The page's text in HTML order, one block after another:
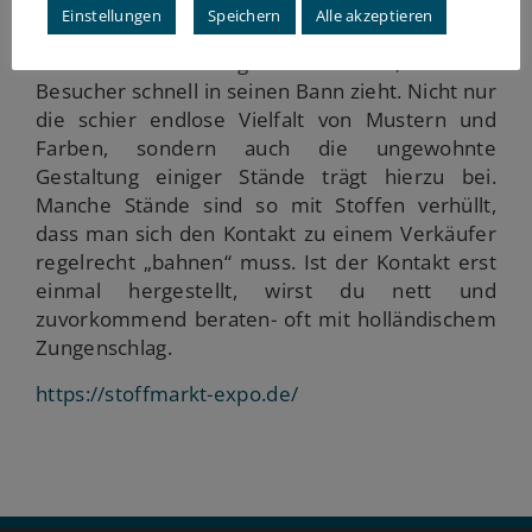
Holländische Stoffmarkt hat schon durch sein
Besucher schnell in seinen Bann zieht. Nicht nur
die schier endlose Vielfalt von Mustern und
Farben, sondern auch die ungewohnte
Gestaltung einiger Stände trägt hierzu bei.
Manche Stände sind so mit Stoffen verhüllt,
dass man sich den Kontakt zu einem Verkäufer
regelrecht „bahnen“ muss. Ist der Kontakt erst
einmal hergestellt, wirst du nett und
zuvorkommend beraten- oft mit holländischem
Zungenschlag.
https://stoffmarkt-expo.de/
Einstellungen Speichern Alle akzeptieren